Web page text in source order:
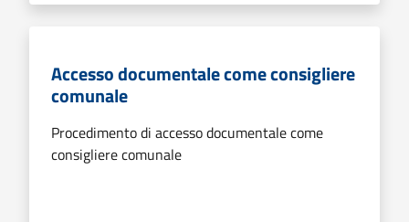
Accesso documentale come consigliere
comunale
Procedimento di accesso documentale come
consigliere comunale